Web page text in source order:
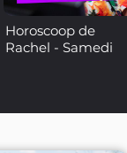
Horoscoop de
Rachel - Samedi